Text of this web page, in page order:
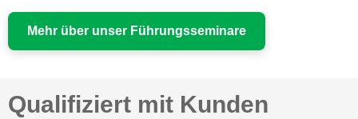
Mehr über unser Führungsseminare
Qualifiziert mit Kunden